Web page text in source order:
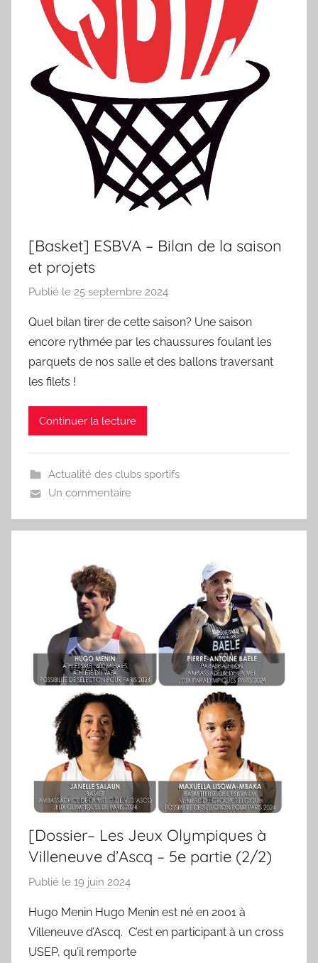
[Basket] ESBVA – Bilan de la saison
et projets
Publié le 25 septembre 2024
r
S
p
a
Quel bilan tirer de cette saison? Une saison
encore rythmée par les chaussures foulant les
parquets de nos salle et des ballons traversant
les filets !
Continuer la lecture
Actualité des clubs sportifs
Un commentaire
[Dossier– Les Jeux Olympiques à
Villeneuve d’Ascq – 5e partie (2/2)
Publié le 19 juin 2024
r
S
p
Hugo Menin Hugo Menin est né en 2001 à
Villeneuve d’Ascq. C’est en participant à un cross
USEP, qu’il remporte